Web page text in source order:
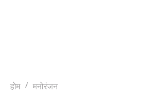
होम मनोरंजन